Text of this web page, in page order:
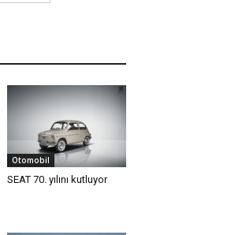
Otomobil
SEAT 70. yılını kutluyor